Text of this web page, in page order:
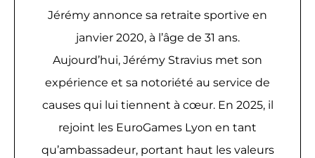
Jérémy annonce sa retraite sportive en
janvier 2020, à l’âge de 31 ans.
Aujourd’hui, Jérémy Stravius met son
expérience et sa notoriété au service de
causes qui lui tiennent à cœur. En 2025, il
rejoint les EuroGames Lyon en tant
qu’ambassadeur, portant haut les valeurs